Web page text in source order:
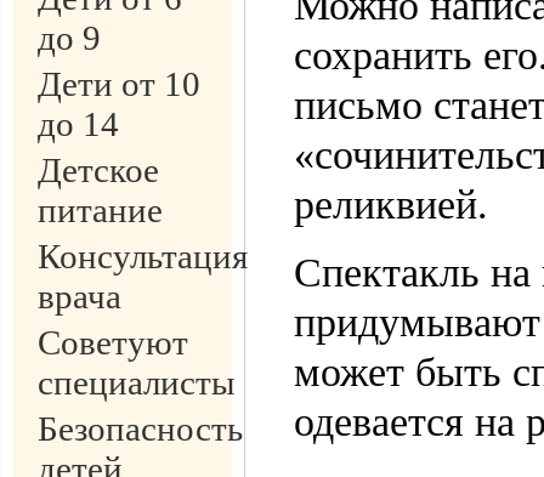
до 9
Дети от 10
до 14
Детское
питание
Консультация
врача
Советуют
специалисты
Безопасность
детей
сохранить
письмо
реликвией.
Спектакль
придумывают
может быть
одевается на